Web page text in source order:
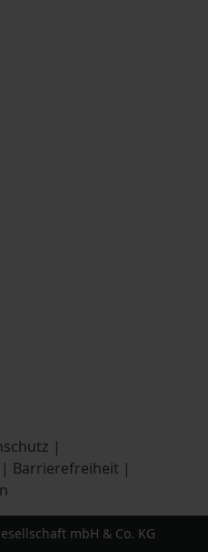
|
| Barrierefreiheit |
mbH & Co. KG